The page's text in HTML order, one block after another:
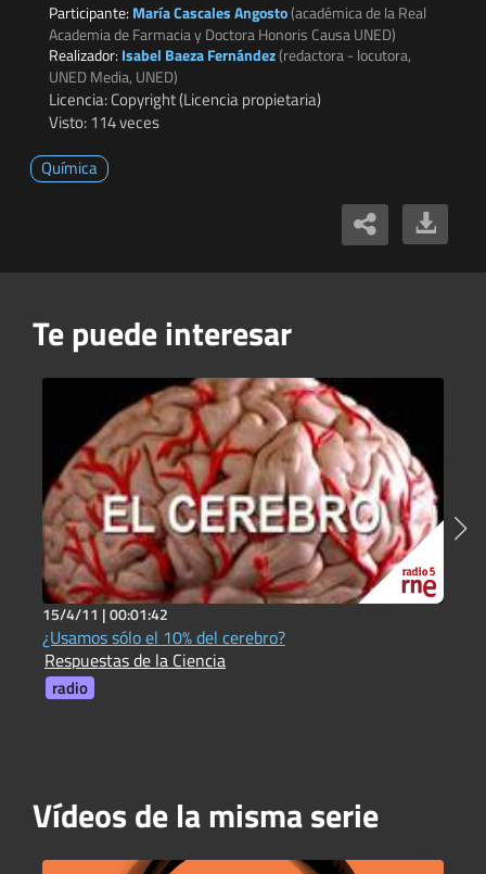
Participante: María Cascales Angosto(académica de la Real
Academia de Farmacia y Doctora Honoris Causa UNED)
Realizador: Isabel Baeza Fernández(redactora - locutora,
UNED Media, UNED)
Licencia: Copyright (Licencia propietaria)
Visto: 114 veces
Química
Te puede interesar
15/4/11 |00:01:42
¿Usamos sólo el 10% del cerebro?
Respuestas de la Ciencia
radio
Vídeos de la misma serie